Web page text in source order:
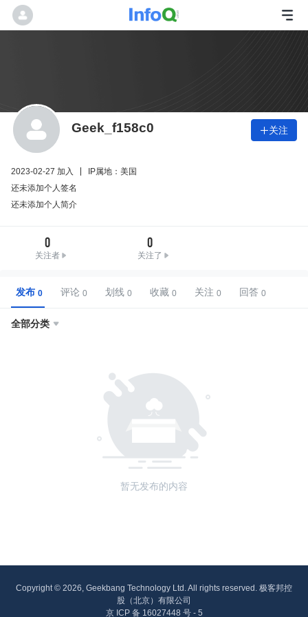
Geek_f158c0 关注
2023-02-27 加入
IP属地：美国
还未添加个人签名
还未添加个人简介
0
关注者
0
关注了
发布 评论 划线 收藏 关注 回答
全部分类 
暂无发布的内容
Copyright © 2026, Geekbang Technology Ltd. All rights reserved. 极客邦控
股（北京）有限公司
京 ICP 备 16027448 号 - 5